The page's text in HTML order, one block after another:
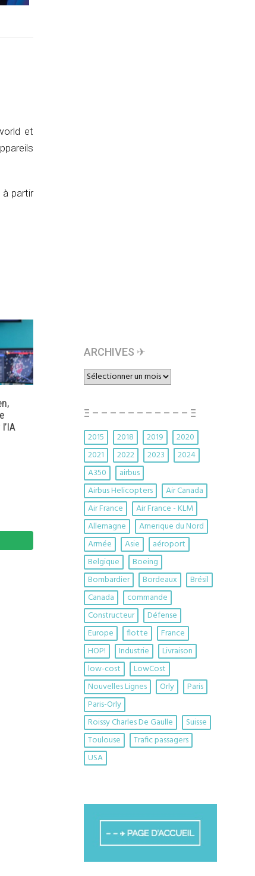
et
à partir
ARCHIVES ✈︎
ARCHIVES
✈︎
Ξ – – – – – – – – – – – Ξ
2015 2018 2019
2020
2021
2022 2023
2024
A350
airbus
Airbus Helicopters
Air Canada
Air France
Air France - KLM
Allemagne
Amerique du Nord
Armée
Asie
aéroport
Belgique
Boeing
Bombardier
Bordeaux
Brésil
Canada
commande
Constructeur
Défense
Europe
flotte
France
HOP!
Industrie
Livraison
low-cost
LowCost
Nouvelles Lignes
Orly
Paris
Paris-Orly
Roissy Charles De Gaulle
Suisse
Toulouse
Trafic passagers
USA